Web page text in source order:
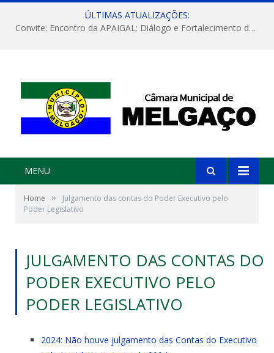
ÚLTIMAS ATUALIZAÇÕES:
Convite: Encontro da APAIGAL: Diálogo e Fortalecimento da Agricultura Familiar
MENU
Home »
Julgamento das contas do Poder Executivo pelo
Poder Legislativo
JULGAMENTO DAS CONTAS DO
PODER EXECUTIVO PELO
PODER LEGISLATIVO
2024: Não houve julgamento das Contas do Executivo